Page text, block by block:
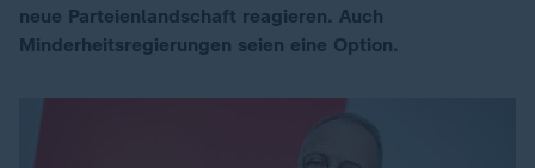
neue Parteienlandschaft reagieren. Auch
Minderheitsregierungen seien eine Option.